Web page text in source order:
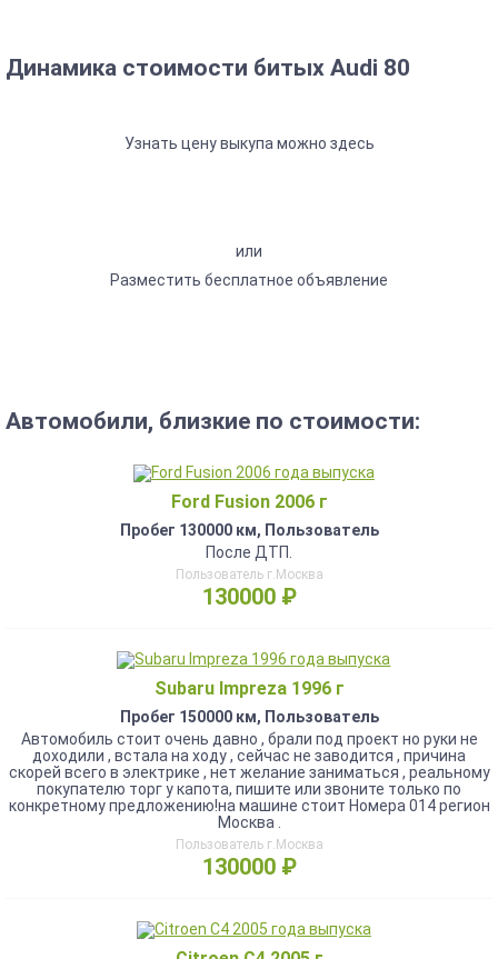
Динамика стоимости битых Audi 80
Узнать цену выкупа можно здесь
или
Разместить бесплатное объявление
Автомобили, близкие по стоимости:
Ford Fusion 2006 г
Пробег 130000 км, Пользователь
После ДТП.
Пользователь г.Москва
130000 ₽
Subaru Impreza 1996 г
Пробег 150000 км, Пользователь
Автомобиль стоит очень давно , брали под проект но руки не
доходили , встала на ходу , сейчас не заводится , причина
скорей всего в электрике , нет желание заниматься , реальному
покупателю торг у капота, пишите или звоните только по
конкретному предложению!на машине стоит Номера 014 регион
Москва .
Пользователь г.Москва
130000 ₽